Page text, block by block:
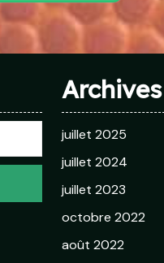
Archives
juillet 2025
juillet 2024
juillet 2023
octobre 2022
août 2022